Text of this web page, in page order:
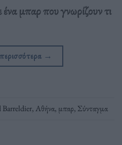
μπαρ που γνωρίζουν τι
→
Barreldier,Αθήνα, μπαρ, Σύνταγμα